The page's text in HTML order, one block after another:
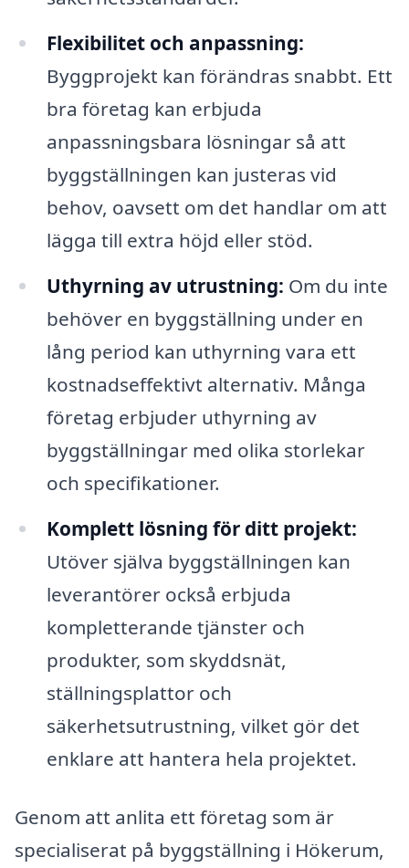
Flexibilitet och anpassning:
Byggprojekt kan förändras snabbt. Ett
bra företag kan erbjuda
anpassningsbara lösningar så att
byggställningen kan justeras vid
behov, oavsett om det handlar om att
lägga till extra höjd eller stöd.
Uthyrning av utrustning: Om du inte
behöver en byggställning under en
lång period kan uthyrning vara ett
kostnadseffektivt alternativ. Många
företag erbjuder uthyrning av
byggställningar med olika storlekar
och specifikationer.
Komplett lösning för ditt projekt:
Utöver själva byggställningen kan
leverantörer också erbjuda
kompletterande tjänster och
produkter, som skyddsnät,
ställningsplattor och
säkerhetsutrustning, vilket gör det
enklare att hantera hela projektet.
Genom att anlita ett företag som är
specialiserat på byggställning i Hökerum,